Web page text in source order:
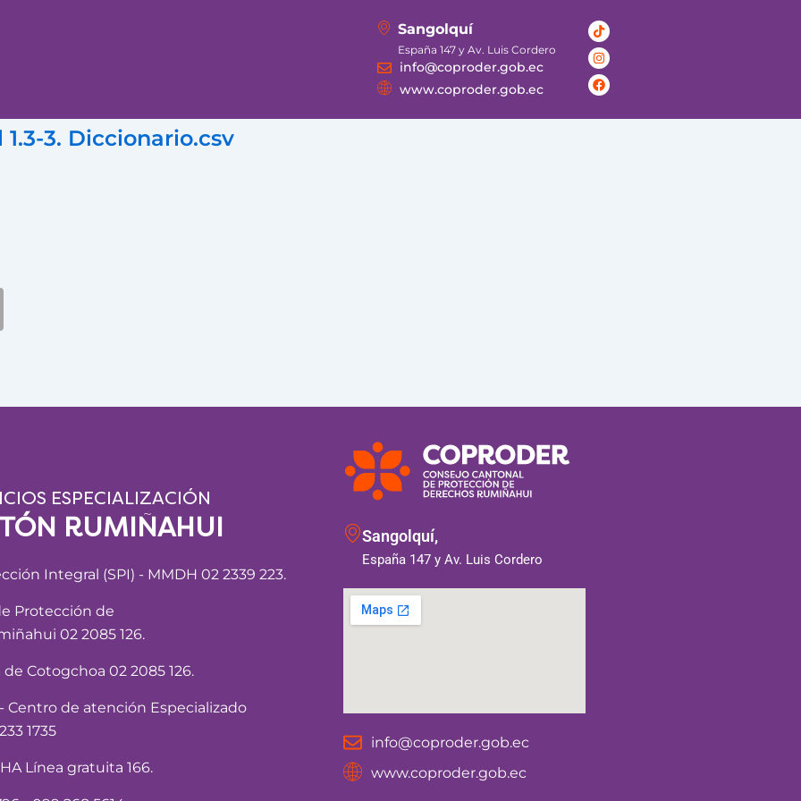
Sangolquí
España 147 y Av. Luis Cordero
info@coproder.gob.ec
www.coproder.gob.ec
Tiktok
Instagram
Facebook
3. Diccionario.csv
ESPECIALIZACIÓN
RUMIÑAHUI
Integral (SPI) - MMDH 02 2339 223.
Protección de
02 2085 126.
Cotogchoa 02 2085 126.
Centro de atención Especializado
1735
Línea gratuita 166.
Sangolquí,
España 147 y Av. Luis Cordero
info@coproder.gob.ec
www.coproder.gob.ec